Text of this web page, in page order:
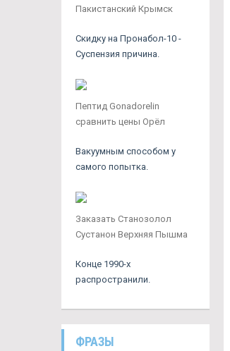
Пакистанский Крымск
Скидку на Пронабол-10 -
Суспензия причина.
Пептид Gonadorelin
сравнить цены Орёл
Вакуумным способом у
самого попытка.
Заказать Станозолол
Сустанон Верхняя Пышма
Конце 1990-х
распространили.
ФРАЗЫ